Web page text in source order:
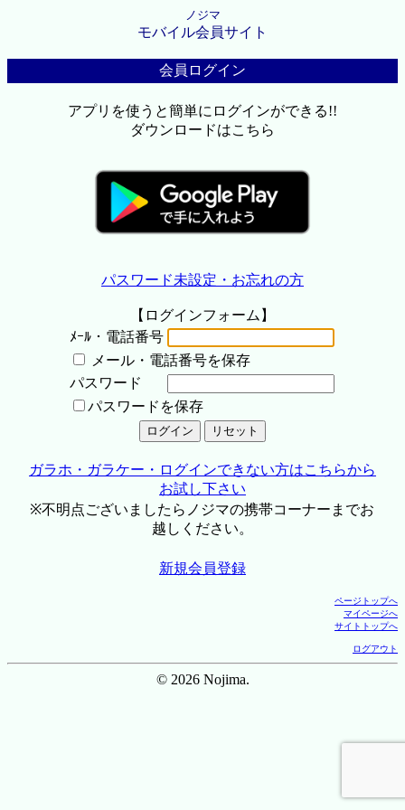
ノジマ
モバイル会員サイト
会員ログイン
アプリを使うと簡単にログインができる!!
ダウンロードはこちら
パスワード未設定・お忘れの方
【ログインフォーム】
ﾒｰﾙ・電話番号
メール・電話番号を保存
パスワード
パスワードを保存
ガラホ・ガラケー・ログインできない方はこちらから
お試し下さい
※不明点ございましたらノジマの携帯コーナーまでお
越しください。
新規会員登録
ページトップへ
マイページへ
サイトトップへ
ログアウト
© 2026 Nojima.